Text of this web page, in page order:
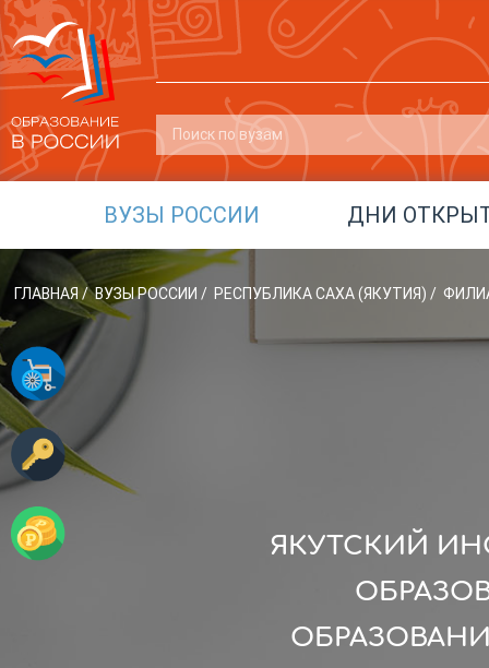
ВУЗЫ РОССИИ ДНИ
ГЛАВНАЯ / ВУЗЫ РОССИИ / РЕСПУБЛИКА САХА (ЯКУТИЯ) /
ЯКУТСКИЙ